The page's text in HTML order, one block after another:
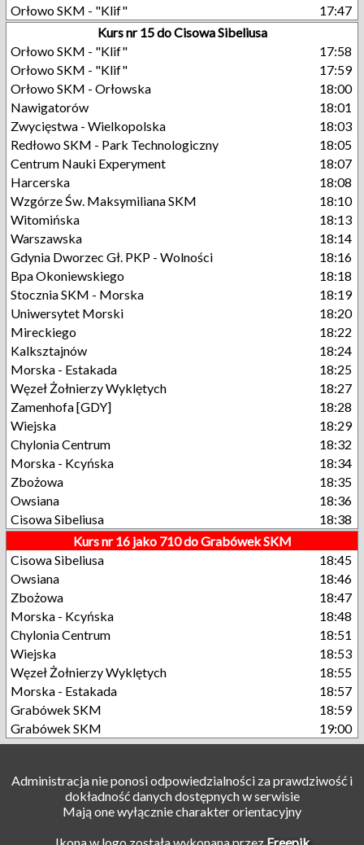
Orłowo SKM - "Klif"
17:47
Kurs nr 15 do Cisowa Sibeliusa
Orłowo SKM - "Klif"
17:58
Orłowo SKM - "Klif"
17:59
Orłowo SKM - Orłowska
18:00
Nawigatorów
18:01
Zwycięstwa - Wielkopolska
18:03
Redłowo SKM - Park Technologiczny
18:05
Centrum Nauki Experyment
18:07
Harcerska
18:08
Wzgórze Św. Maksymiliana SKM
18:10
Witomińska
18:13
Warszawska
18:14
Gdynia Dworzec Gł. PKP - Wolności
18:16
Bpa Okoniewskiego
18:18
Stocznia SKM - Morska
18:19
Uniwersytet Morski
18:20
Mireckiego
18:22
Kalksztajnów
18:24
Morska - Estakada
18:25
Węzeł Żołnierzy Wyklętych
18:27
Zamenhofa [GDY]
18:28
Wiejska
18:29
Chylonia Centrum
18:32
Morska - Kcyńska
18:34
Zbożowa
18:35
Owsiana
18:36
Cisowa Sibeliusa
18:38
Kurs nr 16 jako 710 do Grabówek SKM
Cisowa Sibeliusa
18:45
Owsiana
18:46
Zbożowa
18:47
Morska - Kcyńska
18:48
Chylonia Centrum
18:51
Wiejska
18:53
Węzeł Żołnierzy Wyklętych
18:55
Morska - Estakada
18:57
Grabówek SKM
18:59
Grabówek SKM
19:00
Administracja nie ponosi odpowiedzialności za prawdziwość i
dokładność danych dostępnych w serwisie
Mają one wyłącznie charakter orientacyjny